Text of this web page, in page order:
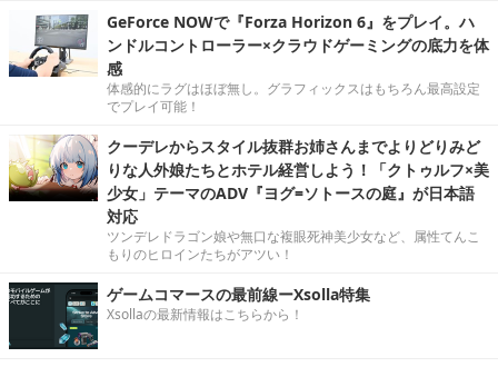
GeForce NOWで『Forza Horizon 6』をプレイ。ハ
ンドルコントローラー×クラウドゲーミングの底力を体
感
体感的にラグはほぼ無し。グラフィックスはもちろん最高設定
でプレイ可能！
クーデレからスタイル抜群お姉さんまでよりどりみど
りな人外娘たちとホテル経営しよう！「クトゥルフ×美
少女」テーマのADV『ヨグ=ソトースの庭』が日本語
対応
ツンデレドラゴン娘や無口な複眼死神美少女など、属性てんこ
もりのヒロインたちがアツい！
ゲームコマースの最前線ーXsolla特集
Xsollaの最新情報はこちらから！